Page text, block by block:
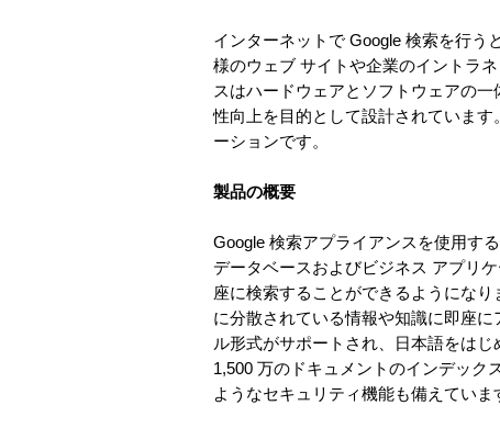
インターネットで Google 検索を行う
様のウェブ サイトや企業のイントラ
スはハードウェアとソフトウェアの
性向上を目的として設計されていま
ーションです。
製品の概要
Google 検索アプライアンスを使用す
データベースおよびビジネス アプリ
座に検索することができるようにな
に分散されている情報や知識に即座
ル形式がサポートされ、日本語をは
1,500 万のドキュメントのインデック
ようなセキュリティ機能も備えていま